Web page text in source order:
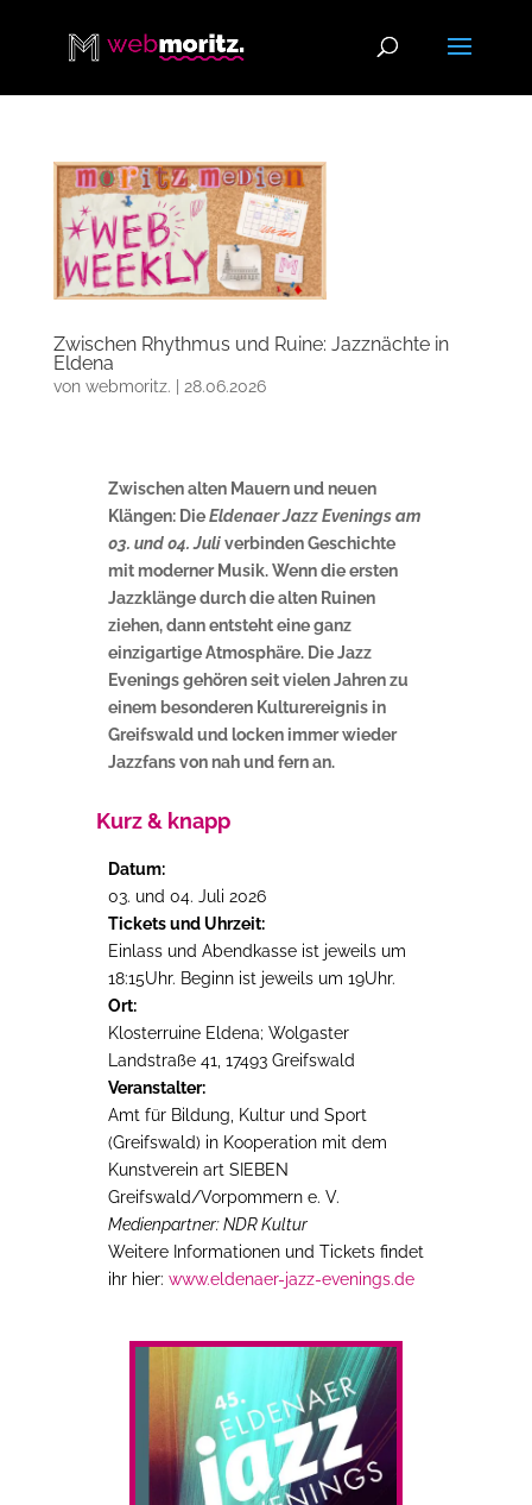
Zwischen Rhythmus und Ruine: Jazznächte in
Eldena
von webmoritz. 28.06.2026
Zwischen alten Mauern und neuen
Klängen: DieEldenaer Jazz Evenings am
03. und 04. Juliverbinden Geschichte
mit moderner Musik. Wenn die ersten
Jazzklänge durch die alten Ruinen
ziehen, dann entsteht eine ganz
einzigartige Atmosphäre. Die Jazz
Evenings gehören seit vielen Jahren zu
einem besonderen Kulturereignis in
Greifswald und locken immer wieder
Jazzfans von nah und fern an.
Kurz & knapp
Datum:
03. und 04. Juli 2026
Tickets und Uhrzeit:
Einlass und Abendkasse ist jeweils um
18:15Uhr. Beginn ist jeweils um 19Uhr.
Ort:
Klosterruine Eldena; Wolgaster
Landstraße 41, 17493 Greifswald
Veranstalter:
Amt für Bildung, Kultur und Sport
(Greifswald) in Kooperation mit dem
Kunstverein art SIEBEN
Greifswald/Vorpommern e. V.
Medienpartner: NDR Kultur
Weitere Informationen und Tickets findet
ihr hier: www.eldenaer-jazz-evenings.de